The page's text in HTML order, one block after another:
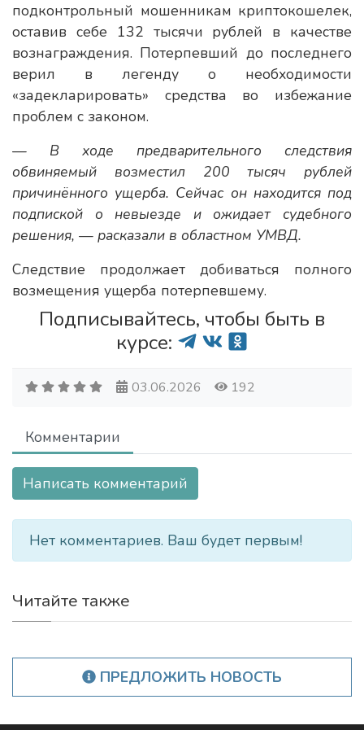
подконтрольный мошенникам криптокошелек,
оставив себе 132 тысячи рублей в качестве
вознаграждения. Потерпевший до последнего
верил в легенду о необходимости
«задекларировать» средства во избежание
проблем с законом.
— В ходе предварительного следствия
обвиняемый возместил 200 тысяч рублей
причинённого ущерба. Сейчас он находится под
подпиской о невыезде и ожидает судебного
решения, — расказали в областном УМВД.
Следствие продолжает добиваться полного
возмещения ущерба потерпевшему.
Подписывайтесь, чтобы быть в
курсе:
03.06.2026 192
Комментарии
Написать комментарий
Нет комментариев. Ваш будет первым!
Читайте также
ПРЕДЛОЖИТЬ НОВОСТЬ